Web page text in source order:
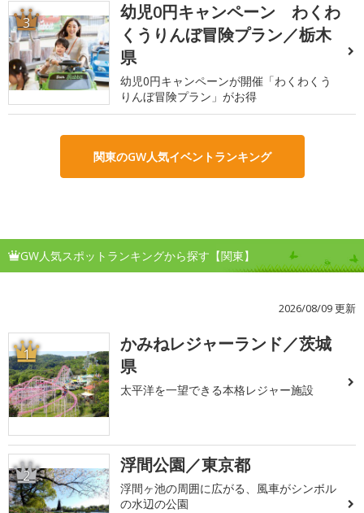
3
幼児0円キャンペーン わくわ
くうりんぼ冒険プラン／栃木
県
幼児0円キャンペーンが開催「わくわくう
りんぼ冒険プラン」がお得
関東のGW人気イベントランキング
GW人気スポットランキングから探す【関東】
2026/08/09 更新
1
かみねレジャーランド／茨城
県
太平洋を一望できる本格レジャー施設
2 浮間公園／東京都
浮間ヶ池の周囲に広がる、風車がシンボル
の水辺の公園